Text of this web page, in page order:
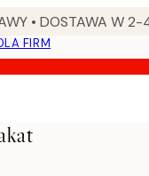
• DOSTAWA W 2-
FIRM